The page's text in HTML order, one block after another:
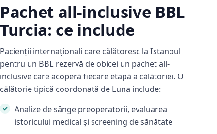
Pachet all-inclusive BBL
Turcia: ce include
Pacienții internaționali care călătoresc la Istanbul
pentru un BBL rezervă de obicei un pachet all-
inclusive care acoperă fiecare etapă a călătoriei. O
călătorie tipică coordonată de Luna include:
Analize de sânge preoperatorii, evaluarea
istoricului medical și screening de sănătate